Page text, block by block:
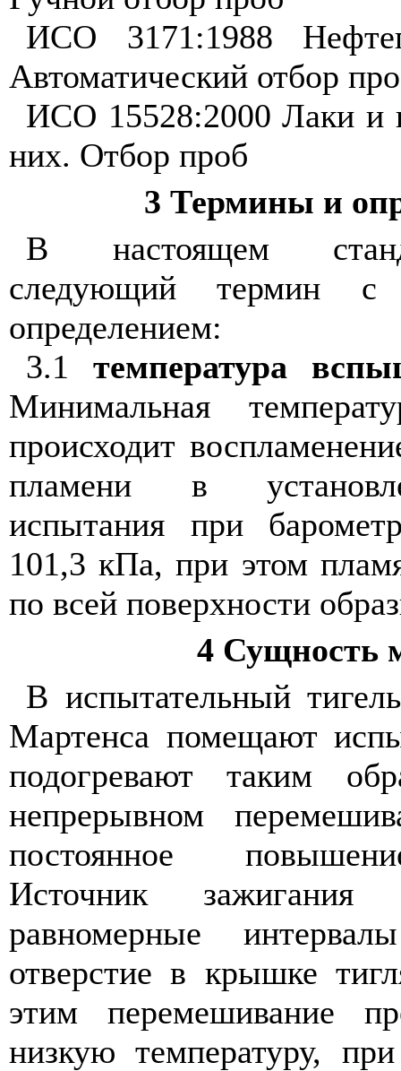
ИСО 3171:1988
Автоматический отбор
ИСО 15528:2000Лаки и
них. Отбор проб
3 Термины и
В
настоящем
следующий
термин
с
определением:
3.1температура
Минимальная
происходит
пламени
в
испытания
при
101,3кПа,при этом
по всей поверхности
4 Сущность
В испытательный тигель
Мартенса помещают
подогревают
таким
непрерывном
постоянное
Источник
зажигания
равномерные
интервалы
отверстие в крышке
этим
перемешивание
низкую температуру, при